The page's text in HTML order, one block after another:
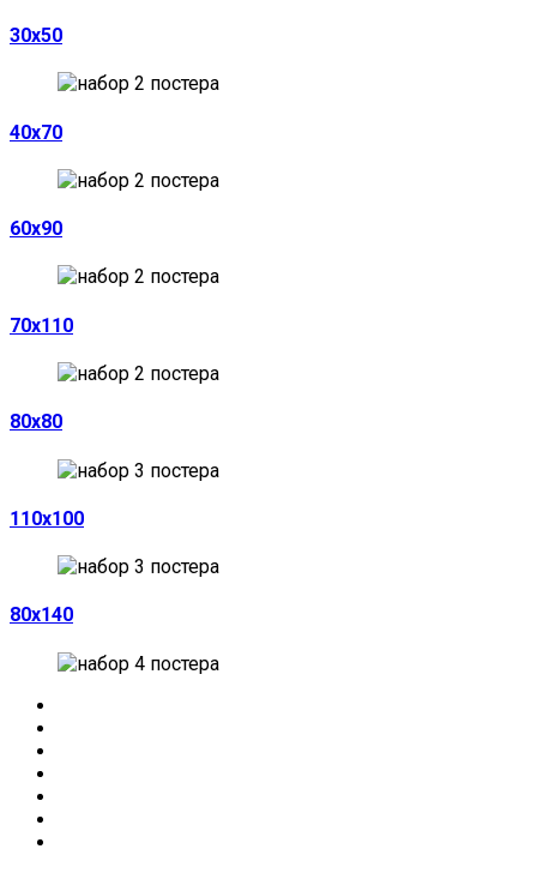
30х50
40х70
60х90
70х110
80х80
110х100
80х140